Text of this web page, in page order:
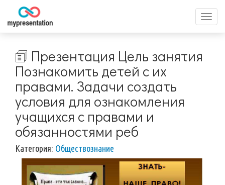
меню
🗊 Презентация Цель занятия
Познакомить детей с их
правами. Задачи создать
условия для ознакомления
учащихся с правами и
обязанностями реб
Категория: Обществознание